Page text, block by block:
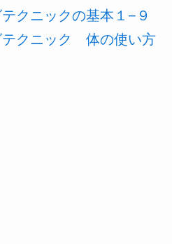
クニックの基本１−９
クニック 体の使い方